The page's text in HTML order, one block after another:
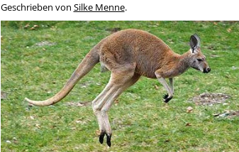
Geschrieben von Silke Menne.